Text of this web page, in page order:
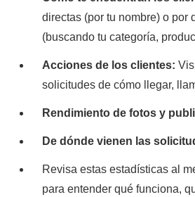
directas (por tu nombre) o por
(buscando tu categoría,
Acciones de los clientes:
solicitudes de cómo llegar,
Rendimiento de fotos y
De dónde vienen las
Revisa estas estadísticas al
para entender qué funciona,